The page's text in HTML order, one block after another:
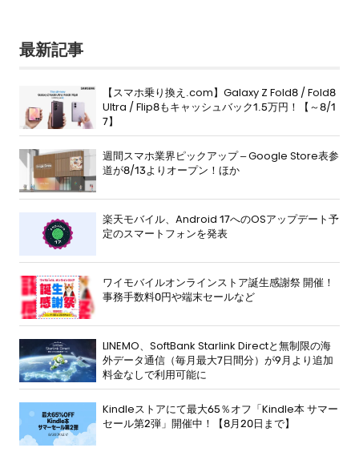
最新記事
【スマホ乗り換え.com】Galaxy Z Fold8 / Fold8
Ultra / Flip8もキャッシュバック1.5万円！【～8/1
7】
週間スマホ業界ピックアップ – Google Store表参
道が8/13よりオープン！ほか
楽天モバイル、Android 17へのOSアップデート予
定のスマートフォンを発表
ワイモバイルオンラインストア誕生感謝祭 開催！
事務手数料0円や端末セールなど
LINEMO、SoftBank Starlink Directと無制限の海
外データ通信（毎月最大7日間分）が9月より追加
料金なしで利用可能に
Kindleストアにて最大65％オフ「Kindle本 サマー
セール第2弾」開催中！【8月20日まで】